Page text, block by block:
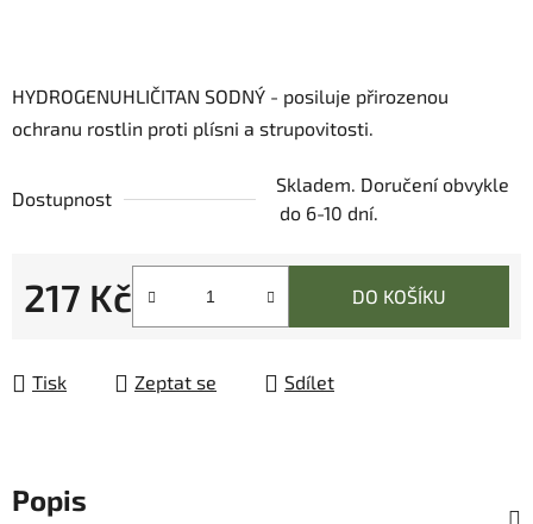
HYDROGENUHLIČITAN SODNÝ - posiluje přirozenou
ochranu rostlin proti plísni a strupovitosti.
Dostupnost
Skladem. Doručení obvykle
do 6-10 dní.
217 Kč DO KOŠÍKU
Tisk Zeptat se Sdílet
Popis